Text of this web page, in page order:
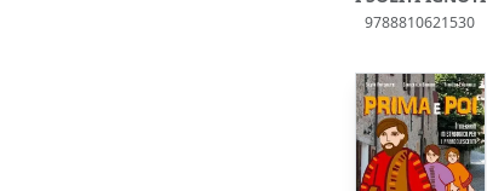
9788810621530